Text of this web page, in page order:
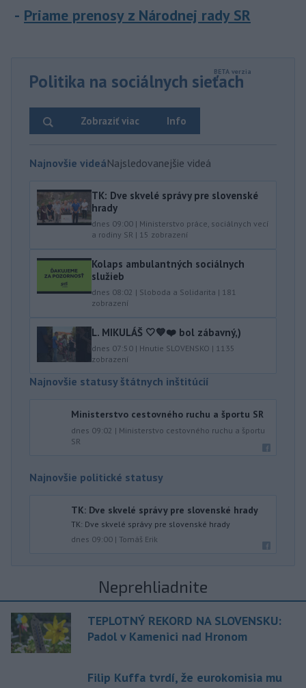
Priame prenosy z Národnej rady SR
Politika na sociálnych sieťach
Info
Zobraziť viac
Najnovšie videáNajsledovanejšie videá
TK: Dve skvelé správy pre slovenské
hrady
dnes 09:00 | Ministerstvo práce, sociálnych vecí
a rodiny SR | 15 zobrazení
Kolaps ambulantných sociálnych
služieb
dnes 08:02 | Sloboda a Solidarita | 181
zobrazení
L. MIKULÁŠ 🤍💙❤️ bol zábavný,)
dnes 07:50 | Hnutie SLOVENSKO | 1135
zobrazení
Najnovšie statusy štátnych inštitúcií
Ministerstvo cestovného ruchu a športu SR
dnes 09:02 | Ministerstvo cestovného ruchu a športu
SR
Najnovšie politické statusy
TK: Dve skvelé správy pre slovenské hrady
TK: Dve skvelé správy pre slovenské hrady
dnes 09:00 | Tomáš Erik
Neprehliadnite
TEPLOTNÝ REKORD NA SLOVENSKU:
Padol v Kamenici nad Hronom
Filip Kuffa tvrdí, že eurokomisia mu